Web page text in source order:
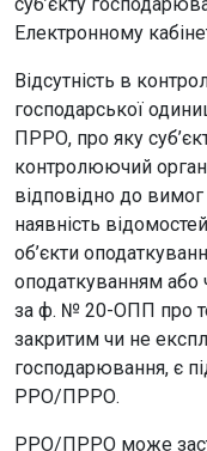
Електронному
Відсутність в
господарської
ПРРО, про яку
контролюючий орган
відповідно до вимог
наявність
об’єкти
оподаткуванням або
за ф. № 20-ОПП про
закритим чи не
господарювання, є
РРО/ПРРО.
РРО/ПРРО може